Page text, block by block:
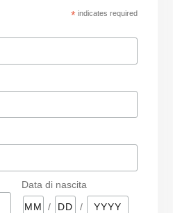
*indicates required
Data di nascita
/
/